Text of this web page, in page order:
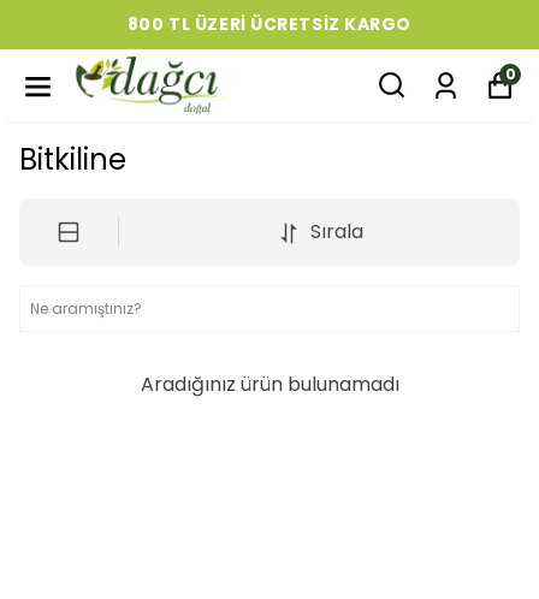
800 TL ÜZERI ÜCRETSIZ KARGO
0
Bitkiline
Sırala
Aradığınız ürün bulunamadı